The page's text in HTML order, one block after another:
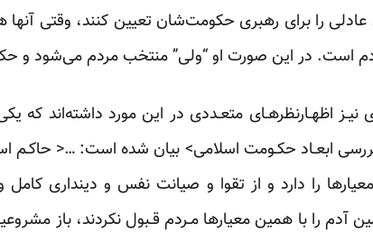
عادلی را برای رهبری حکومت‌شان تعیین کنند، وقتی آنها
مردم است. در این صورت او “ولی” منتخب مردم می‌شود و
ابعـاد حکـومت اسلامی> بیان شده است: …< حاکـم
را دارد و از تقوا و صیانت نفس و دینداری
آدم را با همین معیارها مـردم قـبول نکردند، باز